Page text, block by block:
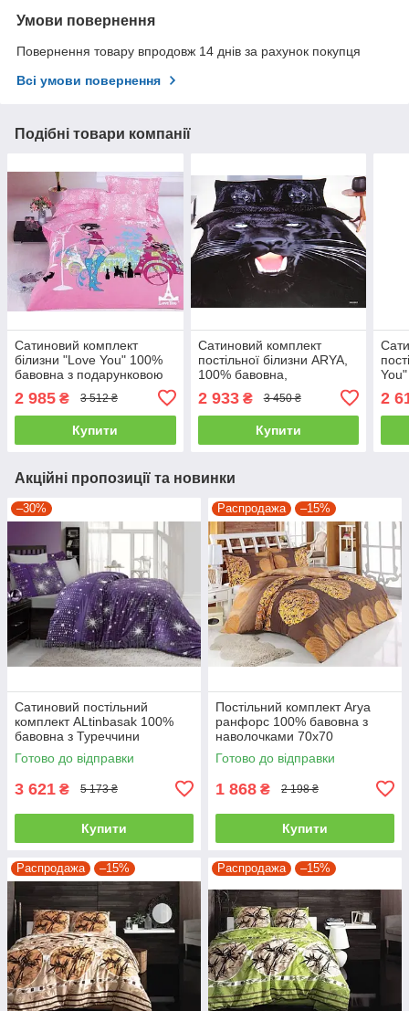
Умови повернення
Повернення товару впродовж 14 днів за рахунок покупця
Всі умови повернення
Подібні товари компанії
Сатиновий комплект
білизни "Love You" 100%
бавовна з подарунковою
упаковкою двоспальний -
євро
2 985 ₴ 3 512 ₴
Купити
Сатиновий комплект
постільної білизни ARYA,
100% бавовна,
полуторний
2 933₴ 3 450 ₴
Купити
2
Акційні пропозиції та новинки
–30%
Сатиновий постільний
комплект ALtinbasak 100%
бавовна з Туреччини
двоспальний - євро
Готово до відправки
3 621 ₴ 5 173 ₴
Купити
Распродажа –15%
Постільний комплект Arya
ранфорс 100% бавовна з
наволочками 70x70
полуторний
Готово до відправки
1 868 ₴ 2 198 ₴
Купити
Распродажа –15% Распродажа –15%